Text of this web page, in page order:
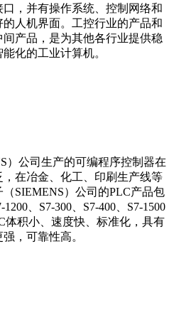
，并有操作系统、控制网络和
人机界面。工控行业的产品和
产品，是为其他各行业提供稳
化的工业计算机。
）公司生产的可编程序控制器在
在冶金、化工、印刷生产线等
SIEMENS）公司的PLC产品包
、S7-300、S7-400、S7-1500
体积小、速度快、标准化，具有
，可靠性高。